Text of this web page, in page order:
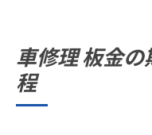
車修理 板金
程